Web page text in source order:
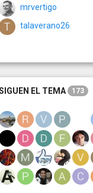
mrvertigo
talaverano26
EL TEMA 173